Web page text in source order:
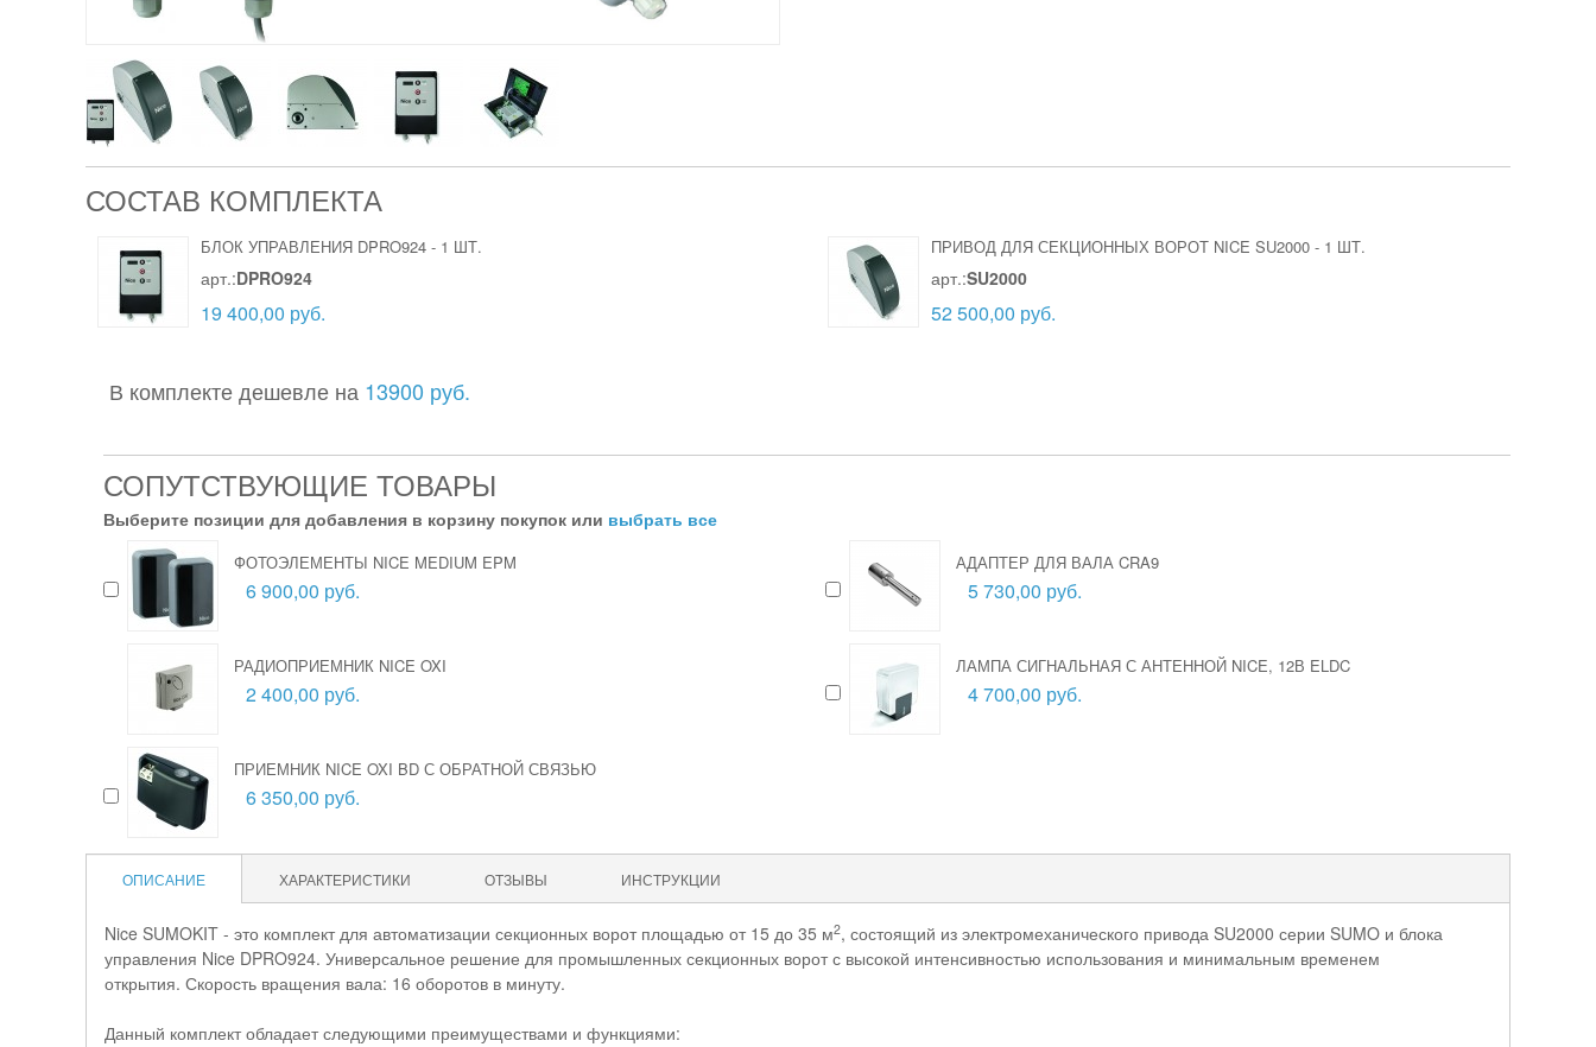
СОСТАВ КОМПЛЕКТА
БЛОК УПРАВЛЕНИЯ DPRO924 - 1 ШТ.
арт.:DPRO924
19 400,00 руб.
ПРИВОД ДЛЯ СЕКЦИОННЫХ ВОРОТ NICE SU2000 - 1 ШТ.
арт.:SU2000
52 500,00 руб.
В комплекте дешевле на 13900 руб.
СОПУТСТВУЮЩИЕ ТОВАРЫ
Выберите позиции для добавления в корзину покупок или выбрать все
ФОТОЭЛЕМЕНТЫ NICE MEDIUM EPM
6 900,00 руб.
АДАПТЕР ДЛЯ ВАЛА CRA9
5 730,00 руб.
РАДИОПРИЕМНИК NICE OXI
2 400,00 руб.
ЛАМПА СИГНАЛЬНАЯ С АНТЕННОЙ NICE, 12В ELDC
4 700,00 руб.
ПРИЕМНИК NICE OXI BD С ОБРАТНОЙ СВЯЗЬЮ
6 350,00 руб.
ОПИСАНИЕ ХАРАКТЕРИСТИКИ ОТЗЫВЫ ИНСТРУКЦИИ
Nice SUMOKIT - это комплект для автоматизации секционных ворот площадью от 15 до 35 м2, состоящий из электромеханического привода SU2000 серии SUMO и блока
управления Nice DPRO924. Универсальное решение для промышленных секционных ворот с высокой интенсивностью использования и минимальным временем
открытия. Скорость вращения вала: 16 оборотов в минуту.
Данный комплект обладает следующими преимуществами и функциями: